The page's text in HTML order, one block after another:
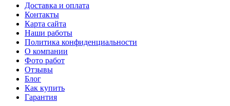
Доставка и оплата
Контакты
Карта сайта
Наши работы
Политика конфиденциальности
О компании
Фото работ
Отзывы
Блог
Как купить
Гарантия